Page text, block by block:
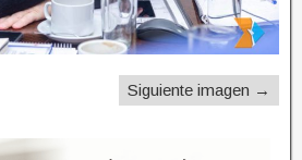
Siguiente imagen →